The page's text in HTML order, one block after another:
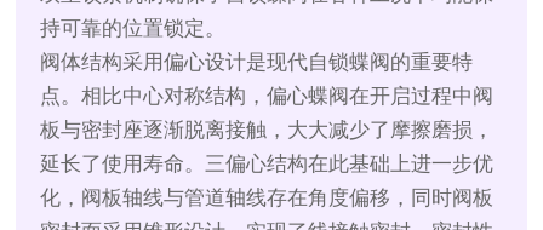
持可靠的位置锁定。
阀体结构采用偏心设计是现代自锁蝶阀的重要特
点。相比中心对称结构，偏心蝶阀在开启过程中阀
板与密封座逐渐脱离接触，大大减少了摩擦磨损，
延长了使用寿命。三偏心结构在此基础上进一步优
化，阀板轴线与管道轴线存在角度偏移，同时阀板